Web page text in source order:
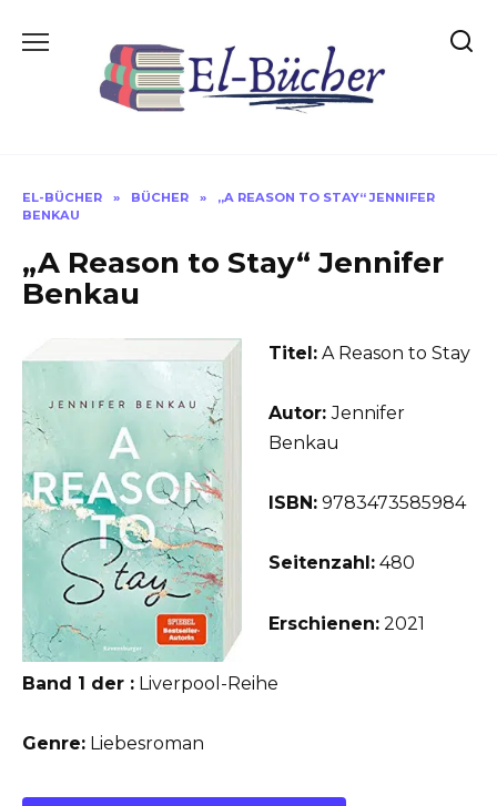
EL-BÜCHER » BÜCHER »
„A REASON TO STAY“ JENNIFER
BENKAU
„A Reason to Stay“ Jennifer
Benkau
Titel: A Reason to Stay
Autor:Jennifer
Benkau
ISBN: 9783473585984
Seitenzahl: 480
Erschienen: 2021
Band 1 der : Liverpool-Reihe
Genre: Liebesroman